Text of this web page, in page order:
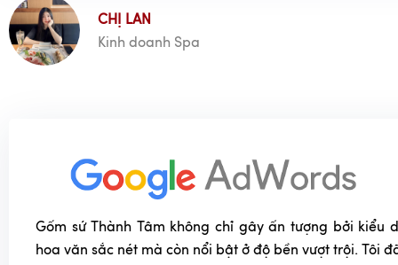
CHỊ LAN
Kinh doanh Spa
Gốm sứ Thành Tâm không chỉ gây ấn tượng bởi kiểu
hoa văn sắc nét mà còn nổi bật ở độ bền vượt trội. Tôi